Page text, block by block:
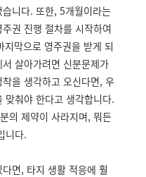
니다. 또한, 5개월이라는
권 진행 절차를 시작하여
막으로 영주권을 받게 되
살아가려면 신분문제가
을 생각하고 오신다면, 우
맞춰야 한다고 생각합니다.
의 제약이 사라지며, 뭐든
니다.
면, 타지 생활 적응에 훨